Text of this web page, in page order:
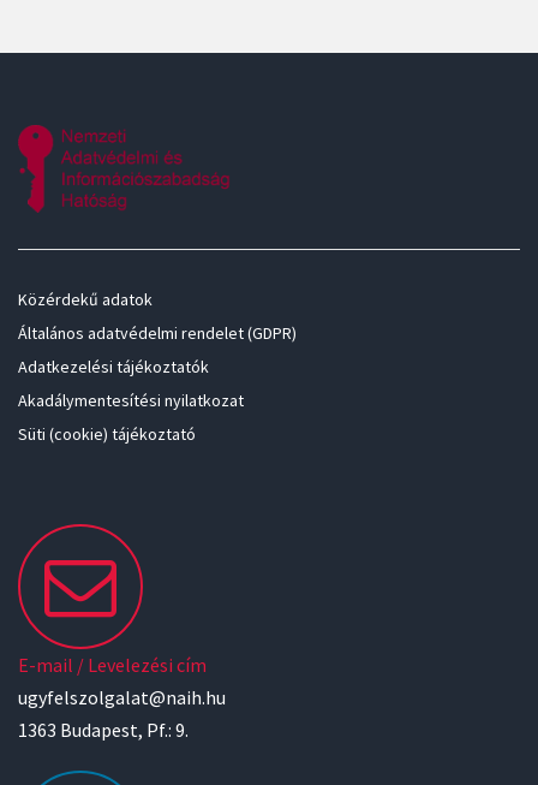
Közérdekű adatok
Általános adatvédelmi rendelet (GDPR)
Adatkezelési tájékoztatók
Akadálymentesítési nyilatkozat
Süti (cookie) tájékoztató
E-mail / Levelezési cím
ugyfelszolgalat@naih.hu
1363 Budapest, Pf.: 9.